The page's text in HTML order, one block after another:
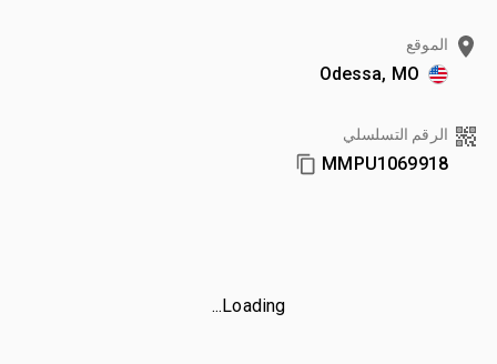
الموقع
Odessa, MO
الرقم التسلسلي
MMPU1069918
Loading...